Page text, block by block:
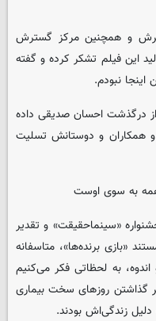
و همچنین مرکز گسترش
این فیلم تشکر کرده و گفته
نبودم.
درگذشت احسان صدیقی داده
و همکاران و دوستانش تسلیت
به سوی اوست
«سینماحقیقت» و تقدیر
«بازی برنده‌ها»، متاسفانه
به لحظاتی فکر می‌کنیم
گذاشتن روزهای سخت بیماری
زندگی‌اش بودند.